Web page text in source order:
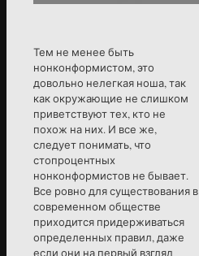
Тем не менее быть
нонконформистом, это
довольно нелегкая ноша, так
как окружающие не слишком
приветствуют тех, кто не
похож на них. И все же,
следует понимать, что
стопроцентных
нонконформистов не бывает.
Все ровно для существования в
современном обществе
приходится придерживаться
определенных правил, даже
если они на первый взгляд